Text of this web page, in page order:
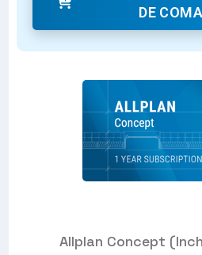
DE
Allplan Concept